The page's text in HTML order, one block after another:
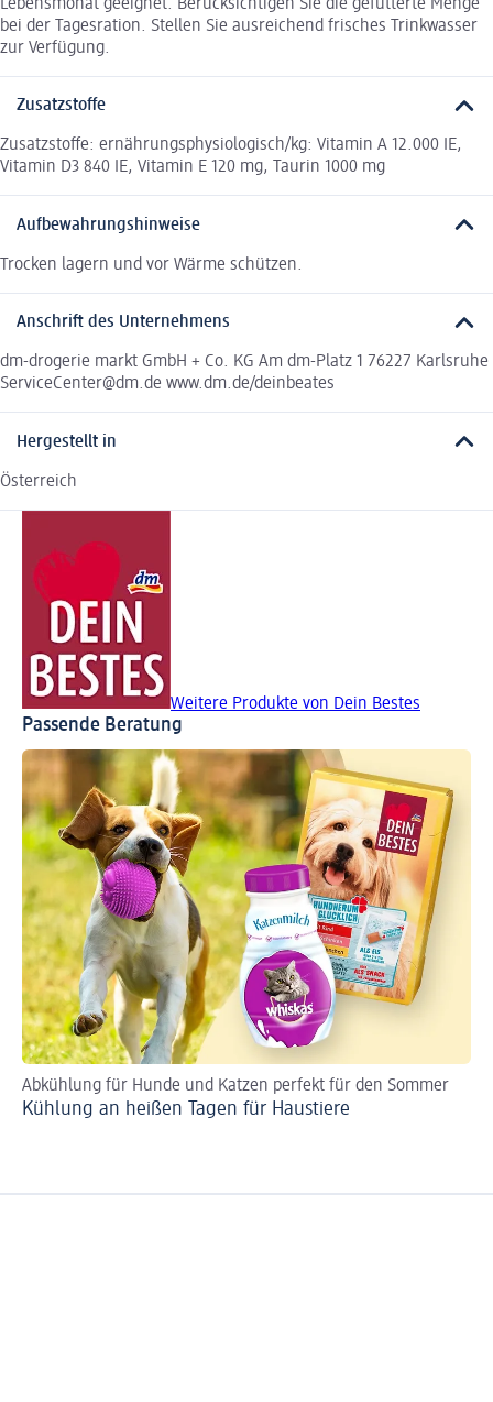
Lebensmonat geeignet. Berücksichtigen Sie die gefütterte Menge
bei der Tagesration. Stellen Sie ausreichend frisches Trinkwasser
zur Verfügung.
Zusatzstoffe
Zusatzstoffe: ernährungsphysiologisch/kg: Vitamin A 12.000 IE,
Vitamin D3 840 IE, Vitamin E 120 mg, Taurin 1000 mg
Aufbewahrungshinweise
Trocken lagern und vor Wärme schützen.
Anschrift des Unternehmens
dm-drogerie markt GmbH + Co. KG Am dm-Platz 1 76227 Karlsruhe
ServiceCenter@dm.de www.dm.de/deinbeates
Hergestellt in
Österreich
Weitere Produkte von Dein Bestes
Passende Beratung
Abkühlung für Hunde und Katzen perfekt für den Sommer
Kühlung an heißen Tagen für Haustiere